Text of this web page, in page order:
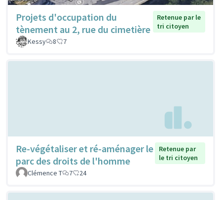
Projets d'occupation du
tènement au 2, rue du cimetière
Retenue par le
tri citoyen
Kessy
8 7
Re-végétaliser et ré-aménager le
parc des droits de l'homme
Retenue par
le tri citoyen
Clémence T
7 24